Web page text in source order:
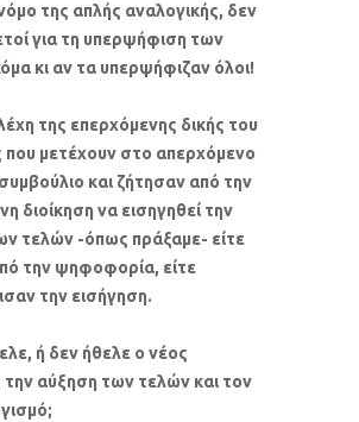
της απλής αναλογικής, δεν
για τη υπερψήφιση των
κι αν τα υπερψήφιζαν όλοι!
της επερχόμενης δικής του
που μετέχουν στο απερχόμενο
και ζήτησαν από την
διοίκηση να εισηγηθεί την
τελών -όπως πράξαμε- είτε
την ψηφοφορία, είτε
την εισήγηση.
ή δεν ήθελε ο νέος
αύξηση των τελών και τον